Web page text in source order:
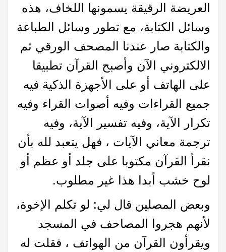
العريضة الرقيقة يسمونها اللخاف، هذه
وسائل الكتابة، مع تطور وسائل الطباعة
والكتابة صار عندنا المصحف الورقي ثم
الالكتروني الآن وأصبح القرآن تطبيقا
على الهاتف أو على الأجهزة الذكية فيه
جميع القراءات وفيه أصوات القراء وفيه
تكرار الآية، وفيه تفسير الآية، وفيه
ترجمة معاني الآيات ، فهل يتعبد لله بأن
نقرأ القرآن مكتوبا على جلد أو عظم أو
لوح خشب أبدا هذا غير مطلوب.
وبعض المصلين قال لي: لو تكلم الإخوة،
لأنهم هجروا المصاحف في المسجد
ويقرأون القرآن من الهواتف ، فقلت له